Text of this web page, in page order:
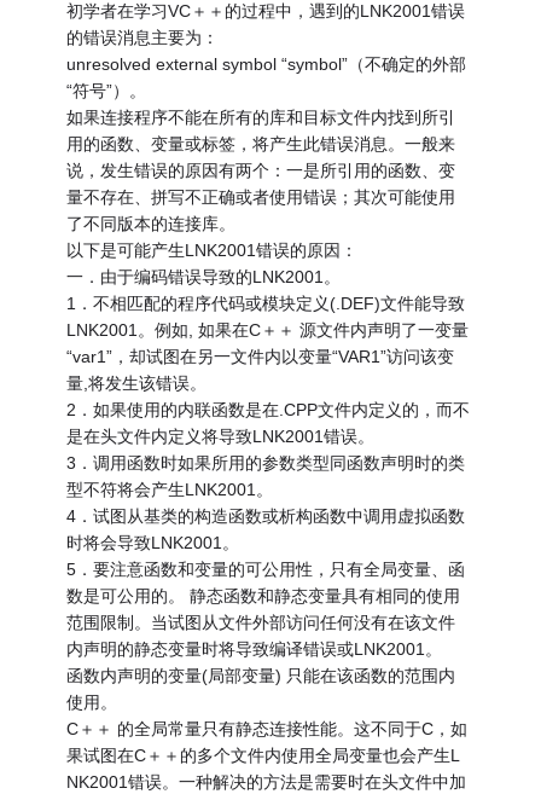
初学者在学习VC＋＋的过程中，遇到的LNK2001错误
的错误消息主要为：
unresolved external symbol “symbol”（不确定的外部
“符号”）。
如果连接程序不能在所有的库和目标文件内找到所引
用的函数、变量或标签，将产生此错误消息。一般来
说，发生错误的原因有两个：一是所引用的函数、变
量不存在、拼写不正确或者使用错误；其次可能使用
了不同版本的连接库。
以下是可能产生LNK2001错误的原因：
一．由于编码错误导致的LNK2001。
1．不相匹配的程序代码或模块定义(.DEF)文件能导致
LNK2001。例如, 如果在C＋＋ 源文件内声明了一变量
“var1”，却试图在另一文件内以变量“VAR1”访问该变
量,将发生该错误。
2．如果使用的内联函数是在.CPP文件内定义的，而不
是在头文件内定义将导致LNK2001错误。
3．调用函数时如果所用的参数类型同函数声明时的类
型不符将会产生LNK2001。
4．试图从基类的构造函数或析构函数中调用虚拟函数
时将会导致LNK2001。
5．要注意函数和变量的可公用性，只有全局变量、函
数是可公用的。 静态函数和静态变量具有相同的使用
范围限制。当试图从文件外部访问任何没有在该文件
内声明的静态变量时将导致编译错误或LNK2001。
函数内声明的变量(局部变量) 只能在该函数的范围内
使用。
C＋＋ 的全局常量只有静态连接性能。这不同于C，如
果试图在C＋＋的多个文件内使用全局变量也会产生L
NK2001错误。一种解决的方法是需要时在头文件中加